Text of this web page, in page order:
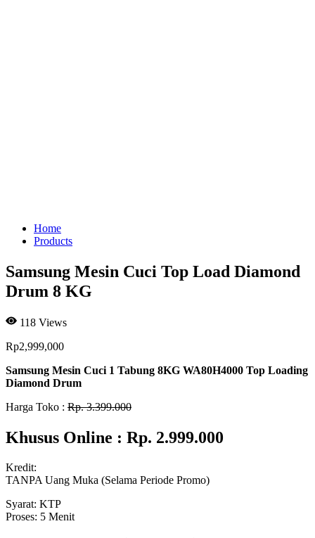
Home
Products
Samsung Mesin Cuci Top Load Diamond
Drum 8 KG
118 Views
Rp2,999,000
Samsung Mesin Cuci 1 Tabung 8KG WA80H4000 Top Loading
Diamond Drum
Harga Toko : Rp. 3.399.000
Khusus Online : Rp. 2.999.000
Kredit:
TANPA Uang Muka (Selama Periode Promo)
Syarat: KTP
Proses: 5 Menit